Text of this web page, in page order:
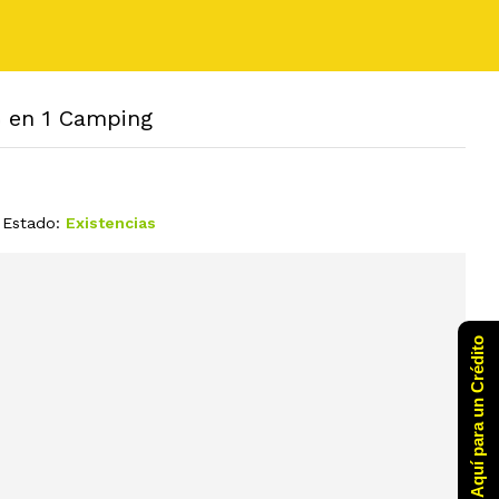
1 Camping
Estado: Existencias
Click Aquí para un Crédito